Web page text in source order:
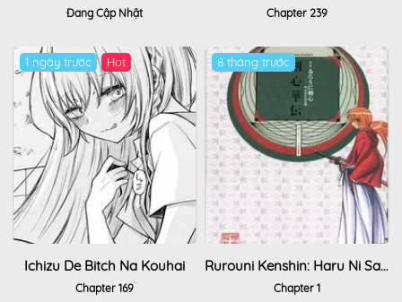
Đang Cập Nhật Chapter 239
1 ngày trước
Ichizu De Bitch Na Kouhai
Chapter 169
8 tháng trước
Rurouni Kenshin: Haru Ni Sakura
Chapter 1